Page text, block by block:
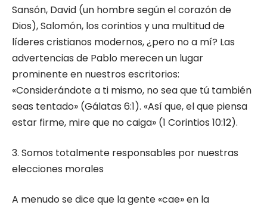
Sansón, David (un hombre según el corazón de
Dios), Salomón, los corintios y una multitud de
líderes cristianos modernos, ¿pero no a mí? Las
advertencias de Pablo merecen un lugar
prominente en nuestros escritorios:
«Considerándote a ti mismo, no sea que tú también
seas tentado» (Gálatas 6:1). «Así que, el que piensa
estar firme, mire que no caiga» (1 Corintios 10:12).
3. Somos totalmente responsables por nuestras
elecciones morales
A menudo se dice que la gente «cae» en la